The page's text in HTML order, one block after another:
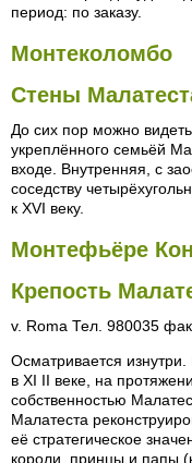
период: по заказу.
Монтеколомбо
Стены
До сих пор можно видеть
укреплённого семьёй
входе. Внутренняя, с
соседству
к ХVI веку.
Монтефьёре
Крепость
v. Roma Тел. 980035
Осматривается
в XI II веке, на
собственностью
Малатеста
её стратегическое
короли, принцы и папы